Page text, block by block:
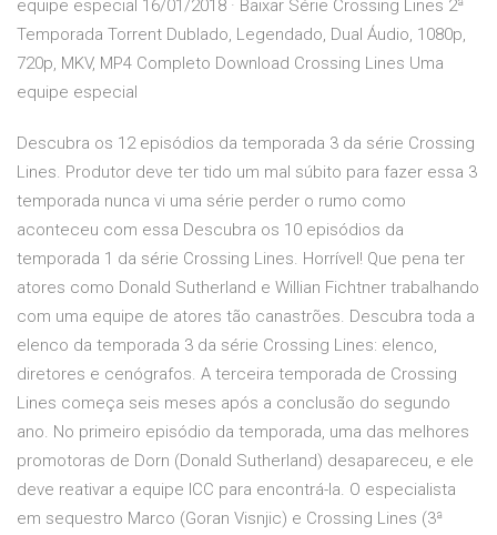
equipe especial 16/01/2018 · Baixar Série Crossing Lines 2ª
Temporada Torrent Dublado, Legendado, Dual Áudio, 1080p,
720p, MKV, MP4 Completo Download Crossing Lines Uma
equipe especial
Descubra os 12 episódios da temporada 3 da série Crossing
Lines. Produtor deve ter tido um mal súbito para fazer essa 3
temporada nunca vi uma série perder o rumo como
aconteceu com essa Descubra os 10 episódios da
temporada 1 da série Crossing Lines. Horrível! Que pena ter
atores como Donald Sutherland e Willian Fichtner trabalhando
com uma equipe de atores tão canastrões. Descubra toda a
elenco da temporada 3 da série Crossing Lines: elenco,
diretores e cenógrafos. A terceira temporada de Crossing
Lines começa seis meses após a conclusão do segundo
ano. No primeiro episódio da temporada, uma das melhores
promotoras de Dorn (Donald Sutherland) desapareceu, e ele
deve reativar a equipe ICC para encontrá-la. O especialista
em sequestro Marco (Goran Visnjic) e Crossing Lines (3ª